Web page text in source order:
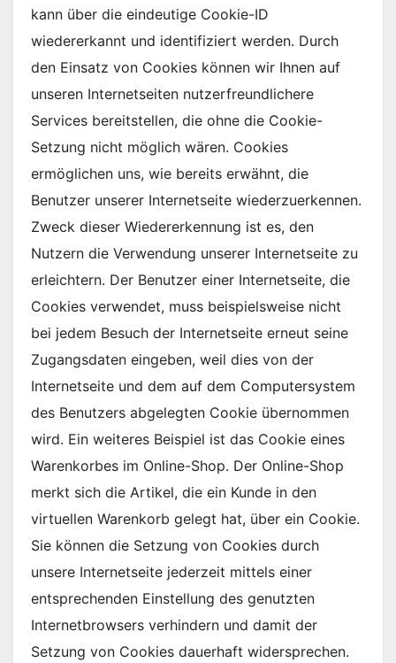
kann über die eindeutige Cookie-ID
wiedererkannt und identifiziert werden. Durch
den Einsatz von Cookies können wir Ihnen auf
unseren Internetseiten nutzerfreundlichere
Services bereitstellen, die ohne die Cookie-
Setzung nicht möglich wären. Cookies
ermöglichen uns, wie bereits erwähnt, die
Benutzer unserer Internetseite wiederzuerkennen.
Zweck dieser Wiedererkennung ist es, den
Nutzern die Verwendung unserer Internetseite zu
erleichtern. Der Benutzer einer Internetseite, die
Cookies verwendet, muss beispielsweise nicht
bei jedem Besuch der Internetseite erneut seine
Zugangsdaten eingeben, weil dies von der
Internetseite und dem auf dem Computersystem
des Benutzers abgelegten Cookie übernommen
wird. Ein weiteres Beispiel ist das Cookie eines
Warenkorbes im Online-Shop. Der Online-Shop
merkt sich die Artikel, die ein Kunde in den
virtuellen Warenkorb gelegt hat, über ein Cookie.
Sie können die Setzung von Cookies durch
unsere Internetseite jederzeit mittels einer
entsprechenden Einstellung des genutzten
Internetbrowsers verhindern und damit der
Setzung von Cookies dauerhaft widersprechen.